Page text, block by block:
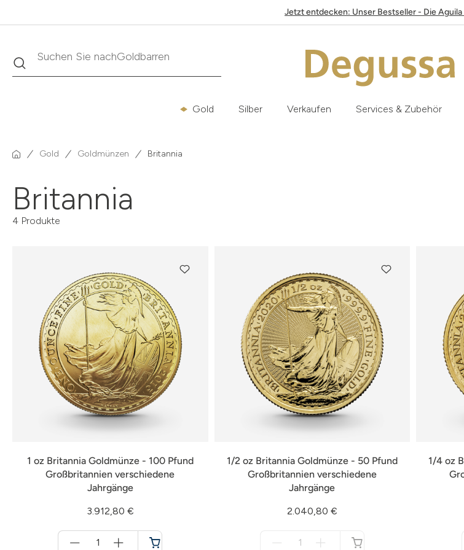
Jetzt entdecken: Unser Bestseller - Die
Suche Suchen Sie nachGoldbarren
Gold Silber Verkaufen Services & Zubehör
Gold Goldmünzen Britannia
Britannia
4 Produkte
1 oz Britannia Goldmünze - 100 Pfund
Großbritannien verschiedene
Jahrgänge
3.912,80 €
1/2 oz Britannia Goldmünze - 50 Pfund
Großbritannien verschiedene
Jahrgänge
2.040,80 €
1/4 oz